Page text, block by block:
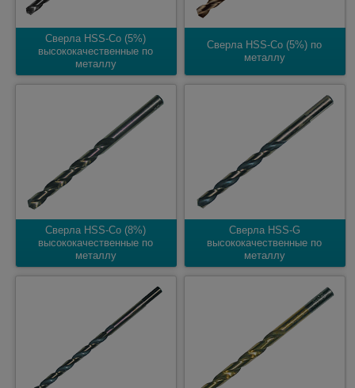
Сверла HSS-Co (5%)
высококачественные по
металлу
Сверла HSS-Co (5%) по
металлу
Сверла HSS-Co (8%)
высококачественные по
металлу
Сверла HSS-G
высококачественные по
металлу